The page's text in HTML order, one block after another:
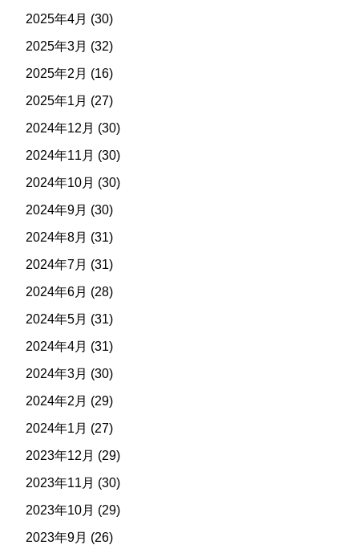
2025年4月 (30)
2025年3月 (32)
2025年2月 (16)
2025年1月 (27)
2024年12月 (30)
2024年11月 (30)
2024年10月 (30)
2024年9月 (30)
2024年8月 (31)
2024年7月 (31)
2024年6月 (28)
2024年5月 (31)
2024年4月 (31)
2024年3月 (30)
2024年2月 (29)
2024年1月 (27)
2023年12月 (29)
2023年11月 (30)
2023年10月 (29)
2023年9月 (26)